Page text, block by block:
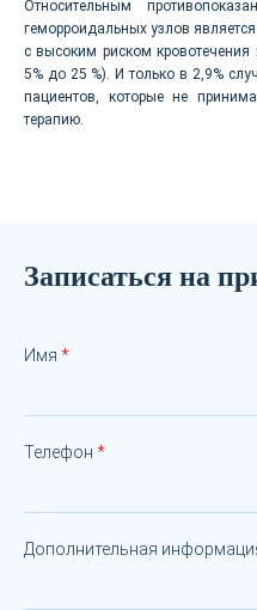
Относительным
геморроидальных узлов
с высоким риском
5% до 25 %). И только в 2,9%
пациентов, которые не
терапию.
Записаться на
Имя
Телефон
Дополнительная